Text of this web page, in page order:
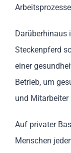
Darüberhinaus
Steckenpferd
einer
Betrieb, um
und
Auf privater
Menschen